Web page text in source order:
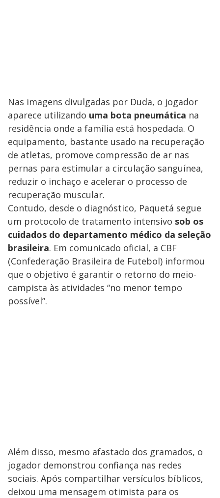
Nas imagens divulgadas por Duda, o jogador
aparece utilizando uma bota pneumática na
residência onde a família está hospedada. O
equipamento, bastante usado na recuperação
de atletas, promove compressão de ar nas
pernas para estimular a circulação sanguínea,
reduzir o inchaço e acelerar o processo de
recuperação muscular.
Contudo, desde o diagnóstico, Paquetá segue
um protocolo de tratamento intensivo sob os
cuidados do departamento médico da seleção
brasileira. Em comunicado oficial, a CBF
(Confederação Brasileira de Futebol) informou
que o objetivo é garantir o retorno do meio-
campista às atividades “no menor tempo
possível”.
Além disso, mesmo afastado dos gramados, o
jogador demonstrou confiança nas redes
sociais. Após compartilhar versículos bíblicos,
deixou uma mensagem otimista para os